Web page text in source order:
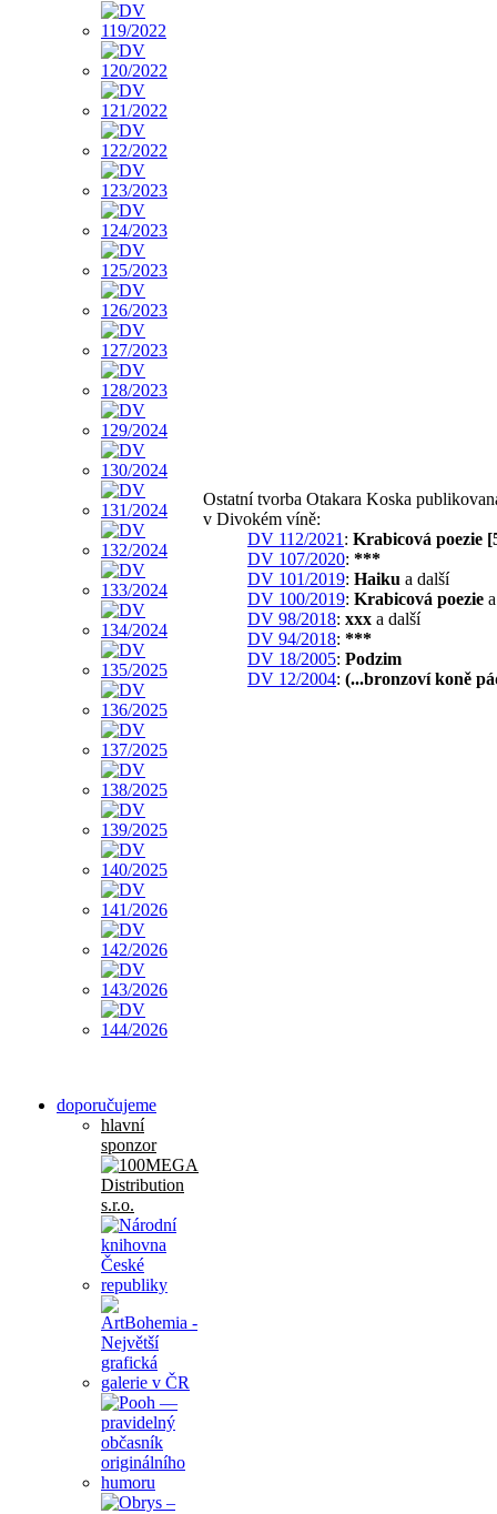
doporučujeme
hlavní
sponzor
Ostatní tvorba Otakara Koska
v Divokém víně:
DV 112/2021 : Krabicová poezie
DV 107/2020: ***
DV 101/2019: Haiku a další
DV 100/2019: Krabicová poezie
DV 98/2018: xxx a další
DV 94/2018: ***
DV 18/2005: Podzim
DV 12/2004: (...bronzoví koně